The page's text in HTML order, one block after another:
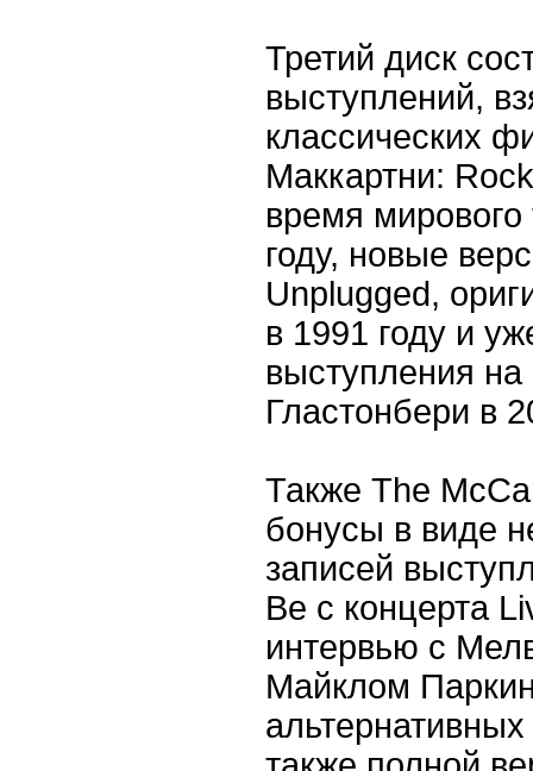
Третий диск
выступлений,
классических
Маккартни:
время
году, новые
Unplugged,
в 1991 году и
выступления
Гластонбери в
Также The
бонусы в виде
записей
Be с концерта
интервью с
Майклом